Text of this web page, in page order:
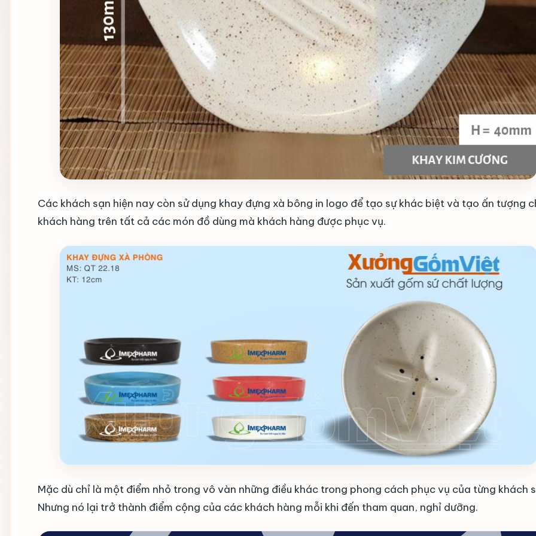
Các khách sạn hiện nay còn sử dụng khay đựng xà bông in logo để tạo sự khác biệt và tạo ấn tượng
khách hàng trên tất cả các món đồ dùng mà khách hàng được phục vụ.
Mặc dù chỉ là một điểm nhỏ trong vô vàn những điều khác trong phong cách phục vụ của từng khách
Nhưng nó lại trở thành điểm cộng của các khách hàng mỗi khi đến tham quan, nghỉ dưỡng.